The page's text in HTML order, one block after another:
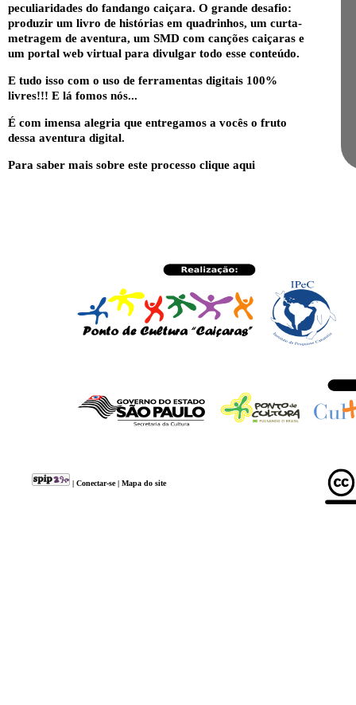
peculiaridades do fandango caiçara. O grande desafio:
produzir um livro de histórias em quadrinhos, um curta-
metragem de aventura, um SMD com canções caiçaras e
um portal web virtual para divulgar todo esse conteúdo.
E tudo isso com o uso de ferramentas digitais 100%
livres!!! E lá fomos nós...
É com imensa alegria que entregamos a vocês o fruto
dessa aventura digital.
Para saber mais sobre este processo clique aqui
| Conectar-se| Mapa do site